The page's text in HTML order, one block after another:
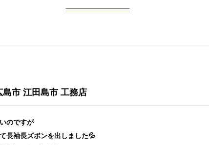
市 江田島市 工務店
のですが
長袖長ズボンを出しました💦